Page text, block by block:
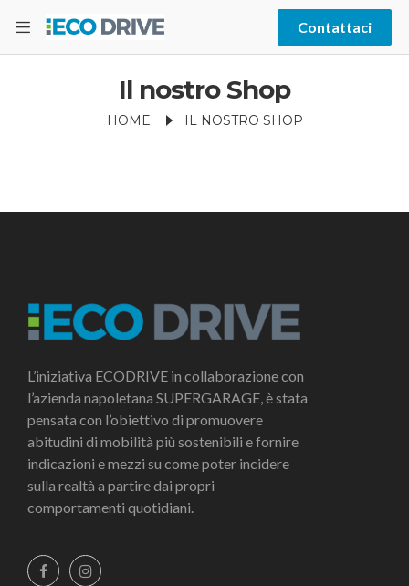
Contattaci
Il nostro Shop
HOME IL NOSTRO SHOP
L’iniziativa ECODRIVE in collaborazione con
l’azienda napoletana SUPERGARAGE, è stata
pensata con l’obiettivo di promuovere
abitudini di mobilità più sostenibili e fornire
indicazioni e mezzi su come poter incidere
sulla realtà a partire dai propri
comportamenti quotidiani.